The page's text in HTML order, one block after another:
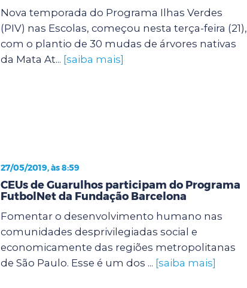
Nova temporada do Programa Ilhas Verdes
(PIV) nas Escolas, começou nesta terça-feira (21),
com o plantio de 30 mudas de árvores nativas
da Mata At... [saiba mais]
27/05/2019, às 8:59
CEUs de Guarulhos participam do Programa
FutbolNet da Fundação Barcelona
Fomentar o desenvolvimento humano nas
comunidades desprivilegiadas social e
economicamente das regiões metropolitanas
de São Paulo. Esse é um dos ... [saiba mais]